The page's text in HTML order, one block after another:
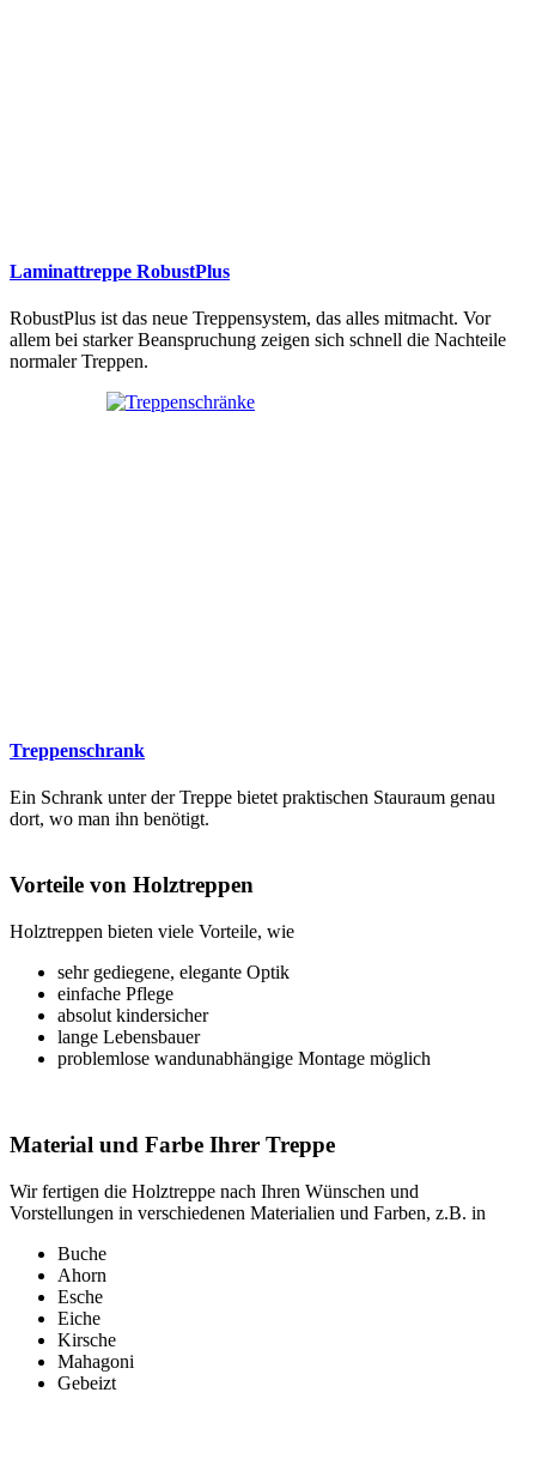
Laminattreppe RobustPlus
RobustPlus ist das neue Treppensystem, das alles mitmacht. Vor
allem bei starker Beanspruchung zeigen sich schnell die Nachteile
normaler Treppen.
Treppenschrank
Ein Schrank unter der Treppe bietet praktischen Stauraum genau
dort, wo man ihn benötigt.
Vorteile von Holztreppen
Holztreppen bieten viele Vorteile, wie
sehr gediegene, elegante Optik
einfache Pflege
absolut kindersicher
lange Lebensbauer
problemlose wandunabhängige Montage möglich
Material und Farbe Ihrer Treppe
Wir fertigen die Holztreppe nach Ihren Wünschen und
Vorstellungen in verschiedenen Materialien und Farben, z.B. in
Buche
Ahorn
Esche
Eiche
Kirsche
Mahagoni
Gebeizt